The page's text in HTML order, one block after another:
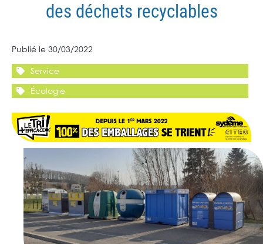
des déchets recyclables
Publié le 30/03/2022
Service
Écologie